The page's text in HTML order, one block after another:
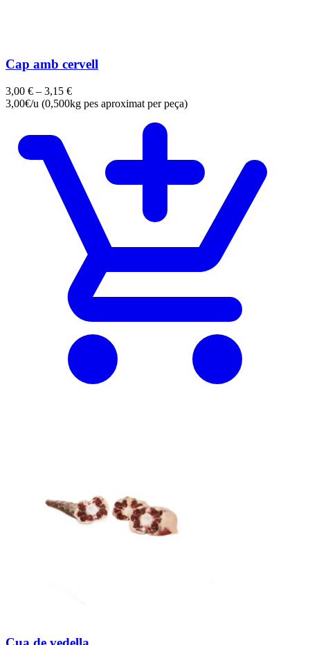
Cap amb cervell
3,00 € – 3,15 €
3,00€/u (0,500kg pes aproximat per peça)